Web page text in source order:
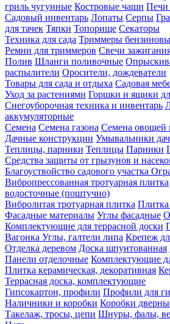
гриль чугунные Костровые чаши Печи
Садовый инвентарь Лопаты Серпы
для тачек Тяпки Топорище Секаторы
Техника для сада Триммеры
Ремни для триммеров Свечи
Полив Шланги поливочные
распылители Оросители, дождеватели
Товары для сада и отдыха Садовая
Уход за растениями Горшки и ящики
Снегоуборочная техника и инвентарь
аккумуляторные
Семена Семена газона Семена овощей
Дачные конструкции Умывальники
Теплицы, парники Теплицы Парники
Средства защиты от грызунов и
Благоуствойство садового участка
Вибропрессованная тротуарная плитка
водосточные (поштучно)
Вибролитая тротуарная плитка Плитка
Фасадные материалы Углы фасадные
Комплектующие для террасной доски
Вагонка Углы, галтели липа Крепеж
Отделка деревом Доска шпунтованная
Панели отделочные Комплектующие
Плитка керамическая, декоративная
Террасная доска, комплектующие
Гипсокартон, профили Профили для
Наличники и коробки Коробки
Такелаж, тросы, цепи Шнуры, фалы,